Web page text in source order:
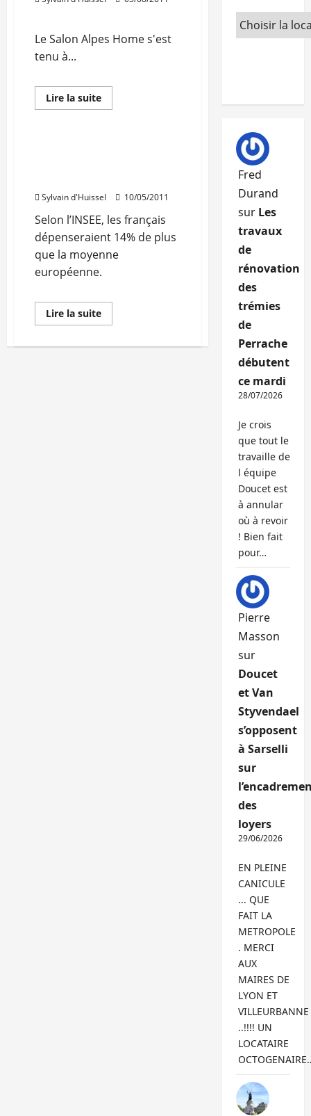
la
qualité
Le Salon Alpes Home s'est
tenu à...
Lire la suiteEn
savoir
la
décoration
de
Montagne
Décorer Rénovation
Sylvain d'Huissel 10/05/2011
Selon l’INSEE, les français
dépenseraient 14% de plus
que la moyenne
européenne.
Lire la suiteEn
savoir
Les
Fred
Durand
sur Les
travaux
de
rénovation
des
trémies
de
Perrache
débutent
ce mardi
28/07/2026
Je crois
que tout le
travaille de
l équipe
Doucet est
à annular
où à revoir
! Bien fait
pour…
Pierre
Masson
sur
Doucet
et Van
Styvendael
s’opposent
à Sarselli
sur
des
loyers
29/06/2026
EN PLEINE
CANICULE
... QUE
FAIT LA
METROPOLE
. MERCI
AUX
MAIRES DE
LYON ET
VILLEURBANNE
..!!!! UN
LOCATAIRE